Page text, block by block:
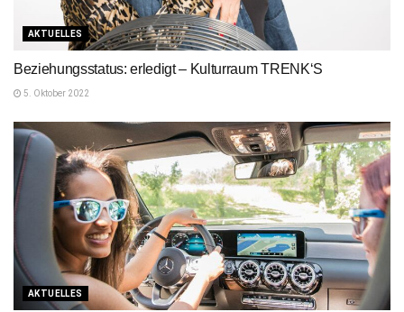
AKTUELLES
Beziehungsstatus: erledigt – Kulturraum TRENK‘S
5. Oktober 2022
AKTUELLES